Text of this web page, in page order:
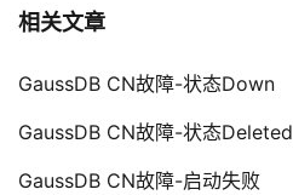
相关文章
GaussDB CN故障-状态Down
GaussDB CN故障-状态Deleted
GaussDB CN故障-启动失败